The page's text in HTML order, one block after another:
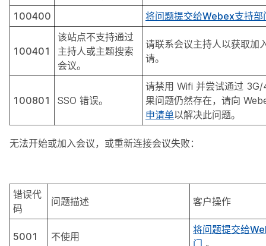
100400 将问题提交给Webex支持部
100401
该站点不支持通过
主持人或主题搜索
会议。
请联系会议主持人以获取加
请。
100801 SSO 错误。
请禁用 Wifi 并尝试通过
果问题仍然存在，请向
申请单以解决此问题。
无法开始或加入会议，或重新连接会议失败：
错误代
码
问题描述 客户操作
5001 不使用
将问题提交给
门 。